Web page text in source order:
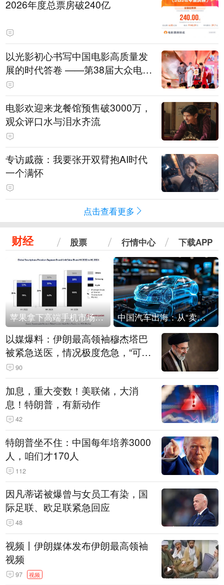
2026年度总票房破240亿
以光影初心书写中国电影高质量发
展的时代答卷 ——第38届大众电影
百花奖系列活动开幕晚会综述
电影欢迎来龙餐馆预售破3000万，
观众评口水与泪水齐流
专访戚薇：我要张开双臂抱AI时代
一个满怀
点击查看更多
财经 股票 行情中心 下载APP
苹果拿下高端手机市场65%的份额：iPhone 17系列功不可没 中国汽车出海：从“卖出去”到“走进去”
以媒爆料：伊朗最高领袖穆杰塔巴
被紧急送医，情况极度危急，“可能
随时会死去”
90
加息，重大变数！美联储，大消
息！特朗普，有新动作
42
特朗普坐不住：中国每年培养3000
人，咱们才170人
112
因凡蒂诺被爆曾与女员工有染，国
际足联、欧足联紧急回应
48
视频丨伊朗媒体发布伊朗最高领袖
视频
97 视频